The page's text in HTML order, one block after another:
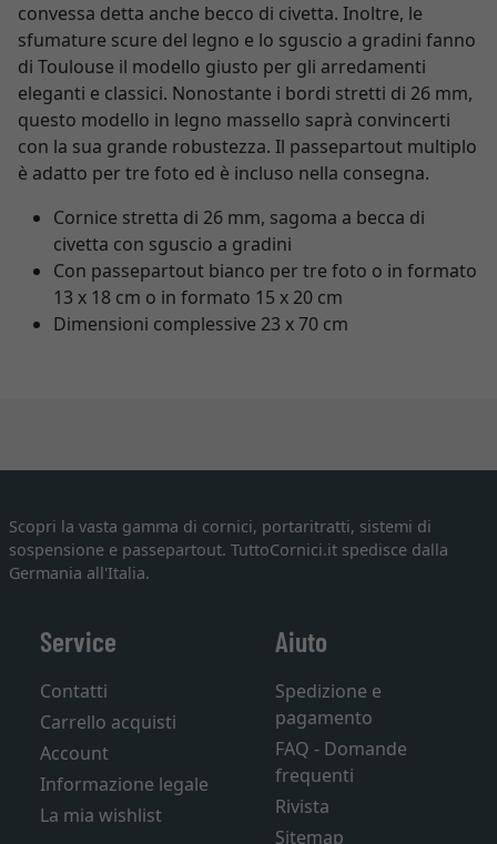
convessa detta anche becco di civetta. Inoltre, le
sfumature scure del legno e lo sguscio a gradini fanno
di Toulouse il modello giusto per gli arredamenti
eleganti e classici. Nonostante i bordi stretti di 26 mm,
questo modello in legno massello saprà convincerti
con la sua grande robustezza. Il passepartout multiplo
è adatto per tre foto ed è incluso nella consegna.
Cornice stretta di 26 mm, sagoma a becca di
civetta con sguscio a gradini
Con passepartout bianco per tre foto o in formato
13 x 18 cm o in formato 15 x 20 cm
Dimensioni complessive 23 x 70 cm
Scopri la vasta gamma di cornici, portaritratti, sistemi di
sospensione e passepartout. TuttoCornici.it spedisce dalla
Germania all'Italia.
Service
Contatti
Carrello acquisti
Account
Informazione legale
La mia wishlist
Aiuto
Spedizione e
pagamento
FAQ - Domande
frequenti
Rivista
Sitemap